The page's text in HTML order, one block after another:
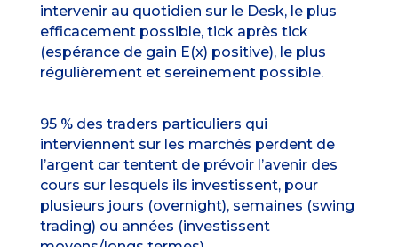
intervenir au quotidien sur le Desk, le plus
efficacement possible, tick après tick
(espérance de gain E(x) positive), le plus
régulièrement et sereinement possible.
95 % des traders particuliers qui
interviennent sur les marchés perdent de
l’argent car tentent de prévoir l’avenir des
cours sur lesquels ils investissent, pour
plusieurs jours (overnight), semaines (swing
trading) ou années (investissent